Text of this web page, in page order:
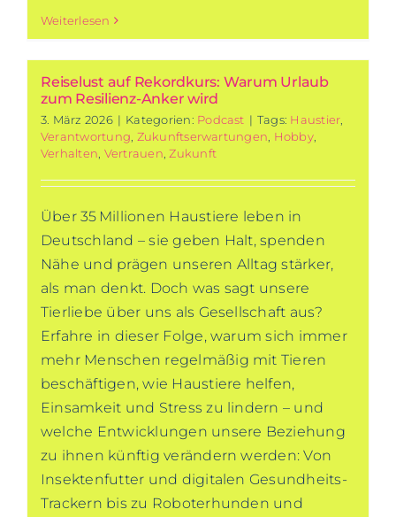
Weiterlesen
Reiselust auf Rekordkurs: Warum Urlaub
zum Resilienz-Anker wird
3. März 2026 | Kategorien: Podcast | Tags: Haustier
Verantwortung Zukunftserwartungen Hobby,
Verhalten Vertrauen ,Zukunft
Über 35 Millionen Haustiere leben in
Deutschland – sie geben Halt, spenden
Nähe und prägen unseren Alltag stärker,
als man denkt. Doch was sagt unsere
Tierliebe über uns als Gesellschaft aus?
Erfahre in dieser Folge, warum sich immer
mehr Menschen regelmäßig mit Tieren
beschäftigen, wie Haustiere helfen,
Einsamkeit und Stress zu lindern – und
welche Entwicklungen unsere Beziehung
zu ihnen künftig verändern werden: Von
Insektenfutter und digitalen Gesundheits-
Trackern bis zu Roboterhunden und